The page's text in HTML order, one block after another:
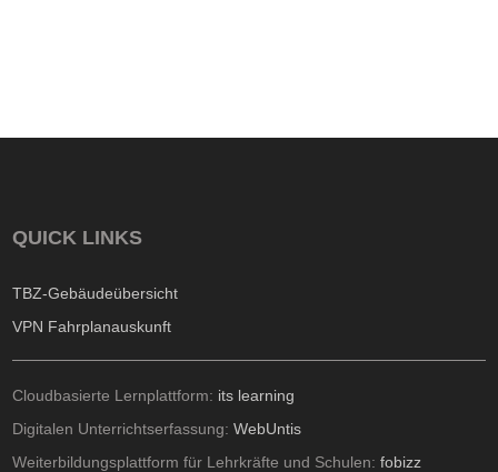
QUICK LINKS
TBZ-Gebäudeübersicht
VPN Fahrplanauskunft
Cloudbasierte Lernplattform: its learning
Digitalen Unterrichtserfassung:WebUntis
Weiterbildungsplattform für Lehrkräfte und Schulen:fobizz